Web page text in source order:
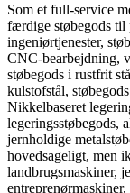
Som et full-service
færdige støbegods til
ingeniørtjenester,
CNC-bearbejdning,
støbegods i rustfrit
kulstofstål,
Nikkelbaseret
legeringsstøbegods,
jernholdige
hovedsageligt, men
landbrugsmaskiner,